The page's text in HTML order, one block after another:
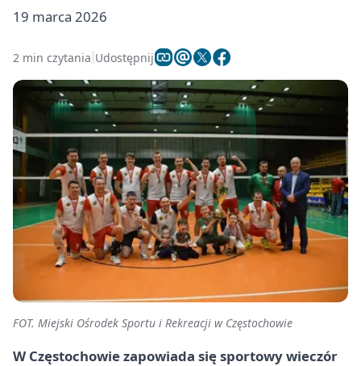
19 marca 2026
2 min czytania Udostępnij
FOT. Miejski Ośrodek Sportu i Rekreacji w Częstochowie
W Częstochowie zapowiada się sportowy wieczór